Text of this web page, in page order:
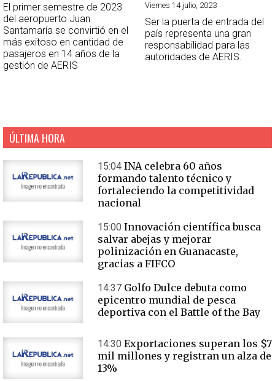
El primer semestre de 2023
del aeropuerto Juan
Santamaría se convirtió en el
más exitoso en cantidad de
pasajeros en 14 años de la
gestión de AERIS
Viernes 14 julio, 2023
Ser la puerta de entrada del
país representa una gran
responsabilidad para las
autoridades de AERIS.
ÚLTIMA HORA
15:04 INA celebra 60 años
formando talento técnico y
fortaleciendo la competitividad
nacional
15:00 Innovación científica busca
salvar abejas y mejorar
polinización en Guanacaste,
gracias a FIFCO
14:37 Golfo Dulce debuta como
epicentro mundial de pesca
deportiva con el Battle of the Bay
14:30 Exportaciones superan los $7
mil millones y registran un alza de
13%